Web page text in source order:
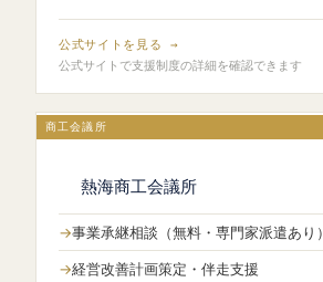
公式サイトを見る →
公式サイトで支援制度の詳細を確認できます
商工会議所
熱海商工会議所
事業承継相談（無料・専門家派遣あり）
経営改善計画策定・伴走支援